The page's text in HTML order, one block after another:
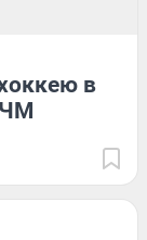
в
ЧМ